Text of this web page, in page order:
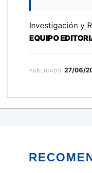
Investigación y
EQUIPO
PUBLICADO 27/06/